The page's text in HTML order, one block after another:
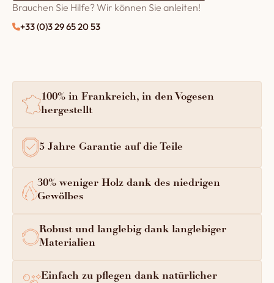
Brauchen Sie Hilfe? Wir können Sie anleiten!
+33 (0)3 29 65 20 53
100% in Frankreich, in den Vogesen
hergestellt
5 Jahre Garantie auf die Teile
30% weniger Holz dank des niedrigen
Gewölbes
Robust und langlebig dank langlebiger
Materialien
Einfach zu pflegen dank natürlicher